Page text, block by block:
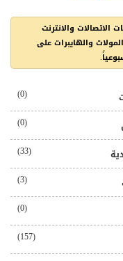
والانترنت
والهايبرات على
(0)
(0)
(33)
(3)
(0)
(157)